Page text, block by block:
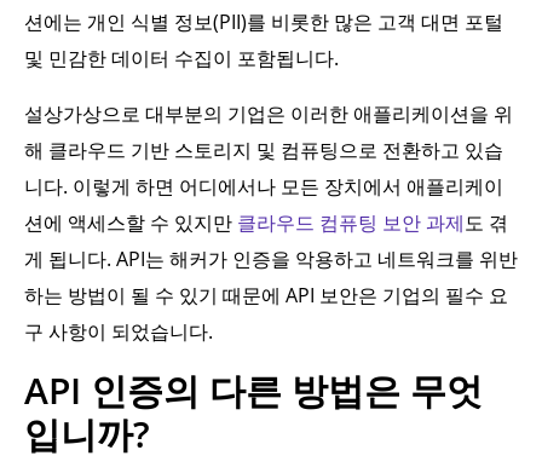
션에는 개인 식별 정보(PII)를 비롯한 많은 고객 대면 포털
및 민감한 데이터 수집이 포함됩니다.
설상가상으로 대부분의 기업은 이러한 애플리케이션을 위
해 클라우드 기반 스토리지 및 컴퓨팅으로 전환하고 있습
니다. 이렇게 하면 어디에서나 모든 장치에서 애플리케이
션에 액세스할 수 있지만 클라우드 컴퓨팅 보안 과제도 겪
게 됩니다. API는 해커가 인증을 악용하고 네트워크를 위반
하는 방법이 될 수 있기 때문에 API 보안은 기업의 필수 요
구 사항이 되었습니다.
API 인증의 다른 방법은 무엇
입니까?